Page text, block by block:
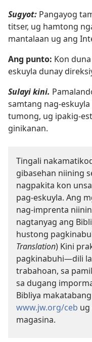
Sugyot: Pangayog
titser, ug hamtong
mantalaan ug ang
Ang punto: Kon
eskuyla dunay
Sulayi kini.
samtang nag-
tumong, ug ipakig-
ginikanan.
Tingali
gibasehan niining
nagpakita kon
pag-eskuyla. Ang
nag-imprenta
nagtanyag ang
hustong
Translation) Kini
pagkinabuhi—dili
trabahoan, sa
sa dugang
Bibliya
www.jw.org/ceb ug
magasina.